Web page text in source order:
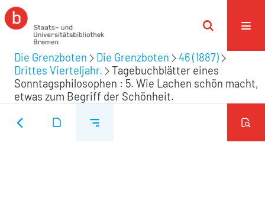
Die Grenzboten Die Grenzboten
46 (1887)
Drittes Vierteljahr.
Tagebuchblätter eines
Sonntagsphilosophen : 5. Wie Lachen schön macht,
etwas zum Begriff der Schönheit.